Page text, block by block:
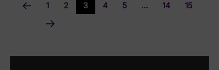
1 2 3 4 5 … 14 15